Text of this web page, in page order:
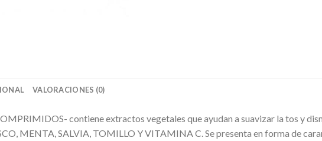
VALORACIONES (0)
contiene extractos vegetales que ayudan a suavizar la tos y
MENTA, SALVIA, TOMILLO Y VITAMINA C. Se presenta en forma de